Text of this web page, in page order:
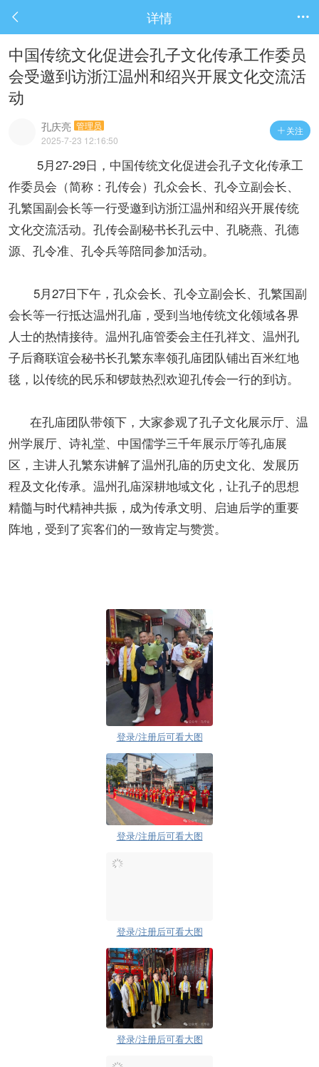
 详情 
中国传统文化促进会孔子文化传承工作委员
会受邀到访浙江温州和绍兴开展文化交流活
动
 关注
孔庆亮 管理员
2025-7-23 12:16:50
5月27-29日，中国传统文化促进会孔子文化传承工
作委员会（简称：孔传会）孔众会长、孔令立副会长、
孔繁国副会长等一行受邀到访浙江温州和绍兴开展传统
文化交流活动。孔传会副秘书长孔云中、孔晓燕、孔德
源、孔令准、孔令兵等陪同参加活动。
5月27日下午，孔众会长、孔令立副会长、孔繁国副
会长等一行抵达温州孔庙，受到当地传统文化领域各界
人士的热情接待。温州孔庙管委会主任孔祥文、温州孔
子后裔联谊会秘书长孔繁东率领孔庙团队铺出百米红地
毯，以传统的民乐和锣鼓热烈欢迎孔传会一行的到访。
在孔庙团队带领下，大家参观了孔子文化展示厅、温
州学展厅、诗礼堂、中国儒学三千年展示厅等孔庙展
区，主讲人孔繁东讲解了温州孔庙的历史文化、发展历
程及文化传承。温州孔庙深耕地域文化，让孔子的思想
精髓与时代精神共振，成为传承文明、启迪后学的重要
阵地，受到了宾客们的一致肯定与赞赏。
登录/注册后可看大图
登录/注册后可看大图
登录/注册后可看大图
登录/注册后可看大图